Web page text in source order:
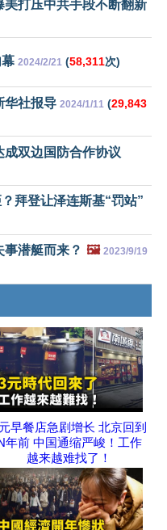
打压中共手段不断翻新
2024/2/21 (58,311次)
华社报导 2024/1/11 (29,843
双边国防合作协议
拜登让泽连斯基“罚站”
潜艇而来？ 🖼️ 2023/9/19
早餐店急剧增长 北京回到
年前 中国通缩严峻！工作
越来越难找了！